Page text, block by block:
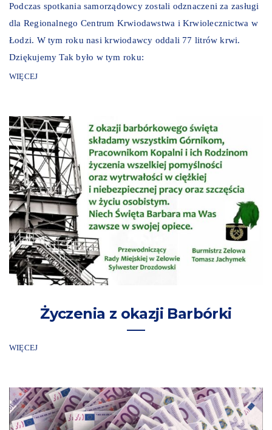
Podczas spotkania samorządowcy zostali odznaczeni za zasługi
dla Regionalnego Centrum Krwiodawstwa i Krwiolecznictwa w
Łodzi. W tym roku nasi krwiodawcy oddali 77 litrów krwi.
Dziękujemy Tak było w tym roku:
WIĘCEJ
Życzenia z okazji Barbórki
WIĘCEJ